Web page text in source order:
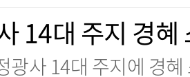
14대 주지 경혜
광사 14대 주지에 경